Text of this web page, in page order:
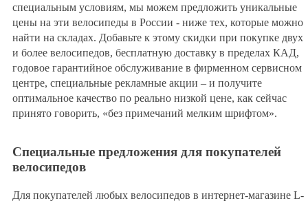
специальным условиям, мы можем предложить уникальные
цены на эти велосипеды в России - ниже тех, которые можно
найти на складах. Добавьте к этому скидки при покупке двух
и более велосипедов, бесплатную доставку в пределах КАД,
годовое гарантийное обслуживание в фирменном сервисном
центре, специальные рекламные акции – и получите
оптимальное качество по реально низкой цене, как сейчас
принято говорить, «без примечаний мелким шрифтом».
Специальные предложения для покупателей
велосипедов
Для покупателей любых велосипедов в интернет-магазине L-